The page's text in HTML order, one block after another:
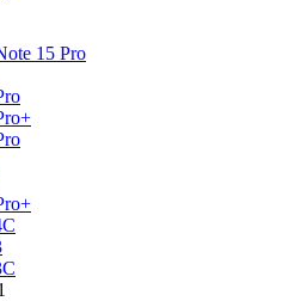
15 Pro